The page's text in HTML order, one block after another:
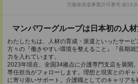
労働者派遣事業許可番号:派13-
マンパワーグループは日本初の人
わたしたちは、人材の育成・派遣といったサービ
方々の『働きやすい環境を整えること』『長期
力を入れています。
2023年現在、全国34拠点に介護専門支店を展開
専任担当がフォローします。理想と現実とのギ
に寄り添いサポート。介護職としてのキャリア